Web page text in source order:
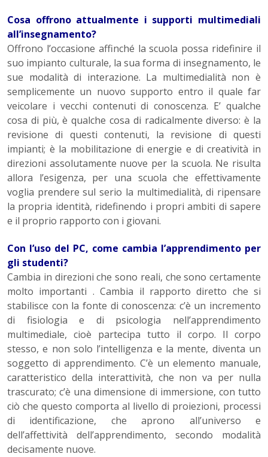
Cosa offrono attualmente i supporti multimediali
all’insegnamento?
Offrono l’occasione affinché la scuola possa ridefinire il
suo impianto culturale, la sua forma di insegnamento, le
sue modalità di interazione. La multimedialità non è
semplicemente un nuovo supporto entro il quale far
veicolare i vecchi contenuti di conoscenza. E’ qualche
cosa di più, è qualche cosa di radicalmente diverso: è la
revisione di questi contenuti, la revisione di questi
impianti; è la mobilitazione di energie e di creatività in
direzioni assolutamente nuove per la scuola. Ne risulta
allora l’esigenza, per una scuola che effettivamente
voglia prendere sul serio la multimedialità, di ripensare
la propria identità, ridefinendo i propri ambiti di sapere
e il proprio rapporto con i giovani.
Con l’uso del PC, come cambia l’apprendimento per
gli studenti?
Cambia in direzioni che sono reali, che sono certamente
molto importanti . Cambia il rapporto diretto che si
stabilisce con la fonte di conoscenza: c’è un incremento
di fisiologia e di psicologia nell’apprendimento
multimediale, cioè partecipa tutto il corpo. Il corpo
stesso, e non solo l’intelligenza e la mente, diventa un
soggetto di apprendimento. C’è un elemento manuale,
caratteristico della interattività, che non va per nulla
trascurato; c’è una dimensione di immersione, con tutto
ciò che questo comporta al livello di proiezioni, processi
di identificazione, che aprono all’universo e
dell’affettività dell’apprendimento, secondo modalità
decisamente nuove.